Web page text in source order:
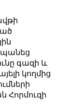
գազի և
կողմից
Հորմուզի